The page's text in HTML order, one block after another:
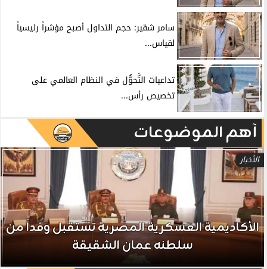
سامر شقير: حجم التداول أصبح مؤشراً رئيسياً
لقياس...
تداعيات التَّحوُّل في النظام العالمي على
تخصيص رأس...
آهم الموضوعات
الأخبار
الأكاديمية العسكرية المصرية تستقبل وفداً من
سلطنه عمان الشقيقة